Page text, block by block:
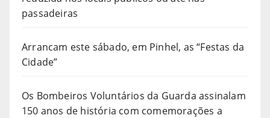
passadeiras
Arrancam este sábado, em Pinhel, as “Festas da
Cidade”
Os Bombeiros Voluntários da Guarda assinalam
150 anos de história com comemorações a